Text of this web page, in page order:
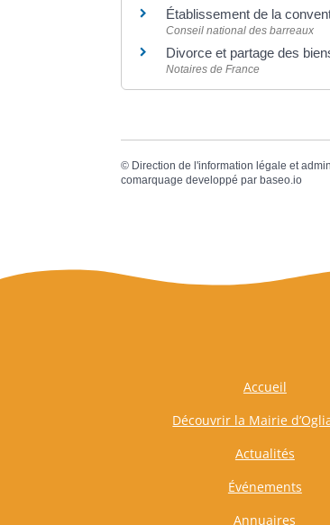
Établissement de la
Conseil national des barreaux
Divorce et partage des
Notaires de France
© Direction de l'information légale et
comarquage developpé par baseo.io
Accueil
Découvrir la Mairie
Actualités
Événements
Annuaires